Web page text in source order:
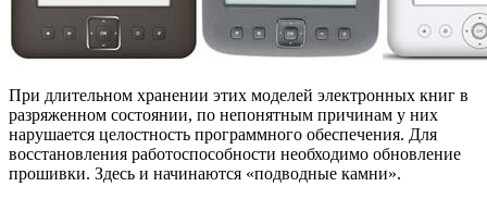
При длительном хранении этих моделей электронных книг в
разряженном состоянии, по непонятным причинам у них
нарушается целостность программного обеспечения. Для
восстановления работоспособности необходимо обновление
прошивки. Здесь и начинаются «подводные камни».